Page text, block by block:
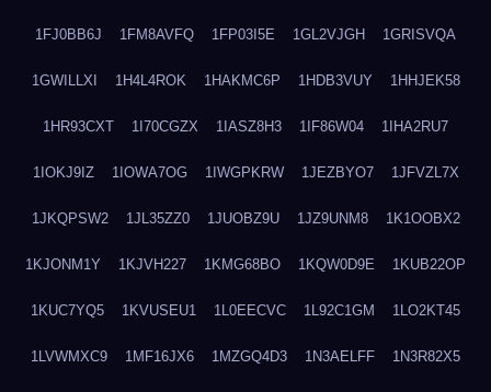
1FJ0BB6J 1FM8AVFQ 1FP03I5E 1GL2VJGH 1GRISVQA
1GWILLXI 1H4L4ROK 1HAKMC6P 1HDB3VUY 1HHJEK58
1HR93CXT 1I70CGZX 1IASZ8H3 1IF86W04 1IHA2RU7
1IOKJ9IZ 1IOWA7OG 1IWGPKRW 1JEZBYO7 1JFVZL7X
1JKQPSW2 1JL35ZZ0 1JUOBZ9U 1JZ9UNM8 1K1OOBX2
1KJONM1Y 1KJVH227 1KMG68BO 1KQW0D9E 1KUB22OP
1KUC7YQ5 1KVUSEU1 1L0EECVC 1L92C1GM 1LO2KT45
1LVWMXC9 1MF16JX6 1MZGQ4D3 1N3AELFF 1N3R82X5